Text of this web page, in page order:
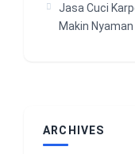
Jasa Cuci
Makin
ARCHIVES